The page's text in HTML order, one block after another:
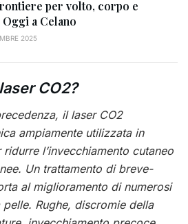
per volto, corpo e
Oggi a Celano
2025
CO2?
il laser CO2
ampiamente utilizzata in
l’invecchiamento cutaneo
Un trattamento di breve-
al miglioramento di numerosi
Rughe, discromie della